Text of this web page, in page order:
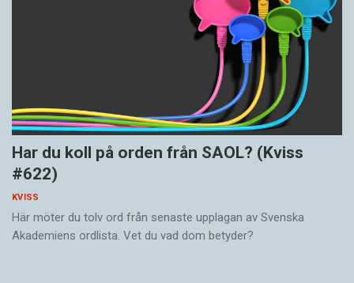
Har du koll på orden från SAOL? (Kviss
#622)
KVISS
Här möter du tolv ord från senaste upplagan av Svenska
Akademiens ordlista. Vet du vad dom betyder?